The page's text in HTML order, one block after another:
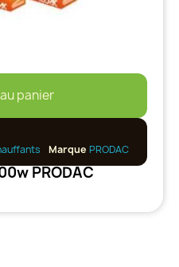
panier
Marque PRODAC
PRODAC